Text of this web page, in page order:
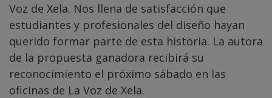
Voz de Xela. Nos llena de satisfacción que
estudiantes y profesionales del diseño hayan
querido formar parte de esta historia. La autora
de la propuesta ganadora recibirá su
reconocimiento el próximo sábado en las
oficinas de La Voz de Xela.